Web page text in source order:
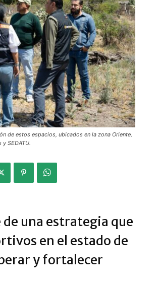
de estos espacios, ubicados en la zona Oriente,
SEDATU.
una estrategia que
en el estado de
y fortalecer